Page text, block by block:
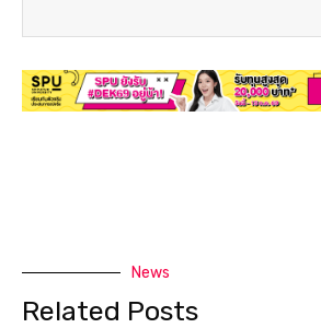
News
Related Posts